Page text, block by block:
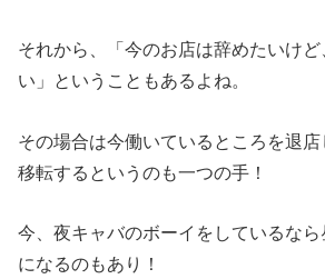
それから、「今のお店は辞めたいけ
い」ということもあるよね。
その場合は今働いているところを退
移転するというのも一つの手！
今、夜キャバのボーイをしているなら
になるのもあり！